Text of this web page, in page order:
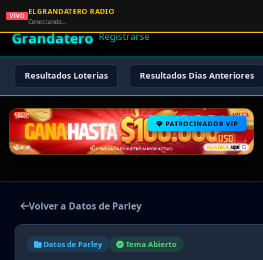
🌟 El
Grandatero Registrarse
Resultados Loterias Resultados Dias Anteriores
PATROCINADOR VIP
Volver a Datos de Parley
Datos de Parley Tema Abierto
VIVO ELGRANDATERO RADIO
Conectando…